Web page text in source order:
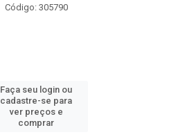
Código: 305790
Faça seu login ou
cadastre-se para
ver preços e
comprar